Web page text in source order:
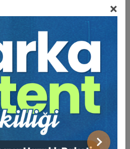
×
Sonraki
sözleşmelerden biridir. Yaygın
getirmektedir. Bunların başında
genel olarak müzakere
kolay kolay etki etme imkânına
gelmektedir. Her ne kadar 6502
Hakkında Kanun, faiz
içerse de, tüketici kredisi
faiz oranlarına ilişkin azami
Dolayısıyla konuyla ilgili genel
Türk Borçlar Kanunu madde